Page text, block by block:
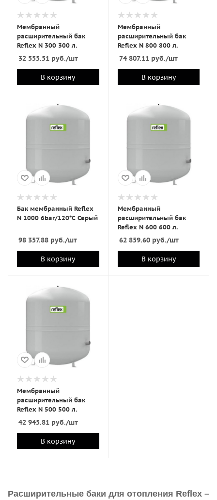
Мембранный
расширительный бак
Reflex N 300 300 л.
32 555.51 руб./шт
В корзину
Мембранный
расширительный бак
Reflex N 800 800 л.
74 807.11руб./шт
В корзину
Бак мембранный Reflex
N 1000 6bar/120*C Серый
98 357.88 руб./шт
В корзину
Мембранный
расширительный бак
Reflex N 600 600 л.
62 859.60руб./шт
В корзину
Мембранный
расширительный бак
Reflex N 500 500 л.
42 945.81 руб./шт
В корзину
Расширительные баки для отопления Reflex –